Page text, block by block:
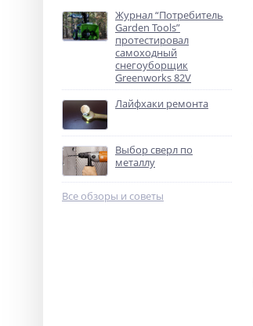
Журнал “Потребитель
Garden Tools”
протестировал
самоходный
снегоуборщик
Greenworks 82V
Лайфхаки ремонта
Выбор сверл по
металлу
Все обзоры и советы